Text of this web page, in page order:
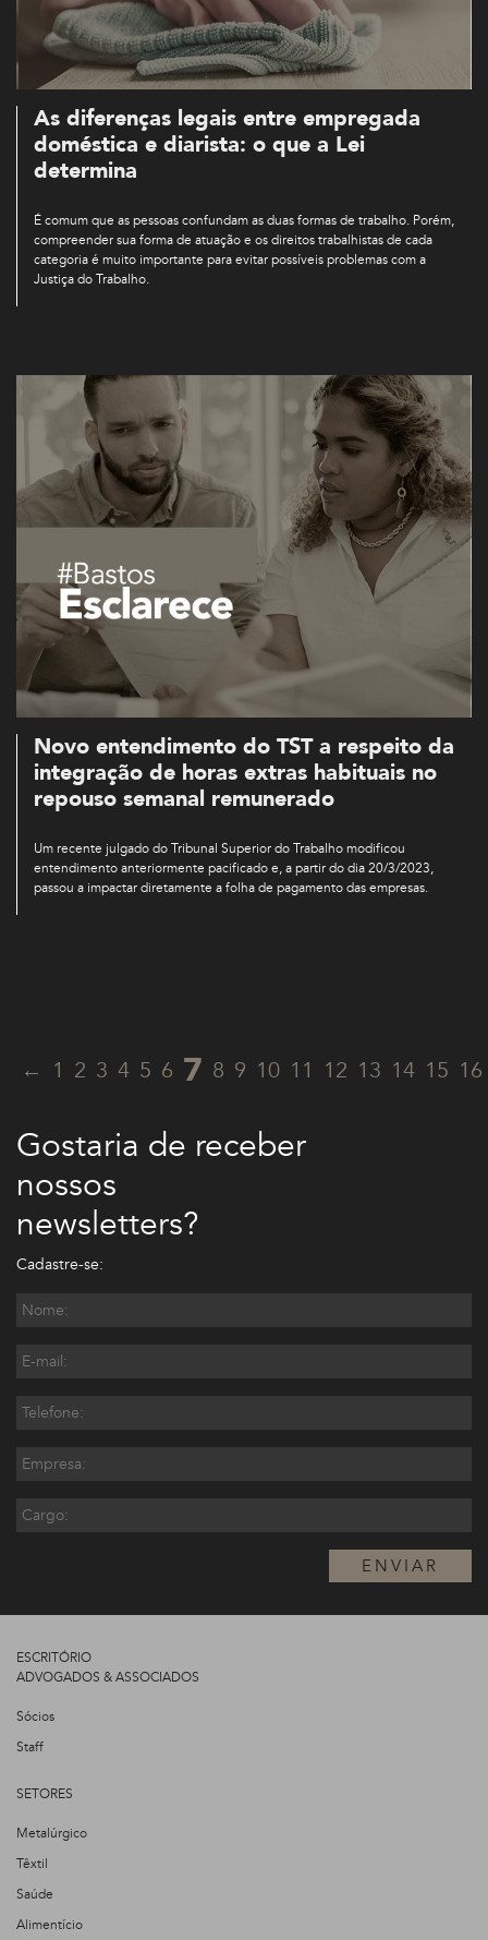
As diferenças legais entre empregada
doméstica e diarista: o que a Lei
determina
É comum que as pessoas confundam as duas formas de trabalho. Porém,
compreender sua forma de atuação e os direitos trabalhistas de cada
categoria é muito importante para evitar possíveis problemas com a
Justiça do Trabalho.
Novo entendimento do TST a respeito da
integração de horas extras habituais no
repouso semanal remunerado
Um recente julgado do Tribunal Superior do Trabalho modificou
entendimento anteriormente pacificado e, a partir do dia 20/3/2023,
passou a impactar diretamente a folha de pagamento das empresas.
← 1 2 3 4 5 6 7 8 9 10 11 12 13 14 15 16
Gostaria de receber
nossos
newsletters?
Cadastre-se:
ENVIAR
ESCRITÓRIO
ADVOGADOS & ASSOCIADOS
Sócios
Staff
SETORES
Metalúrgico
Têxtil
Saúde
Alimentício